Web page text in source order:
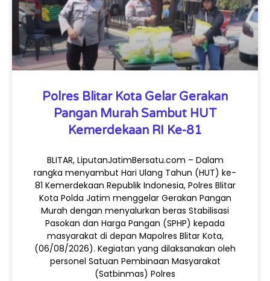
Polres Blitar Kota Gelar Gerakan
Pangan Murah Sambut HUT
Kemerdekaan RI Ke-81
BLITAR, LiputanJatimBersatu.com – Dalam
rangka menyambut Hari Ulang Tahun (HUT) ke-
81 Kemerdekaan Republik Indonesia, Polres Blitar
Kota Polda Jatim menggelar Gerakan Pangan
Murah dengan menyalurkan beras Stabilisasi
Pasokan dan Harga Pangan (SPHP) kepada
masyarakat di depan Mapolres Blitar Kota,
(06/08/2026). Kegiatan yang dilaksanakan oleh
personel Satuan Pembinaan Masyarakat
(Satbinmas) Polres